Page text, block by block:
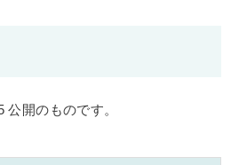
公開のものです。